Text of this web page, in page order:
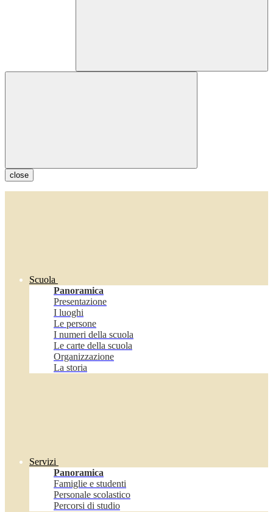
close
Scuola
Panoramica
Presentazione
I luoghi
Le persone
I numeri della scuola
Le carte della scuola
Organizzazione
La storia
Servizi
Panoramica
Famiglie e studenti
Personale scolastico
Percorsi di studio